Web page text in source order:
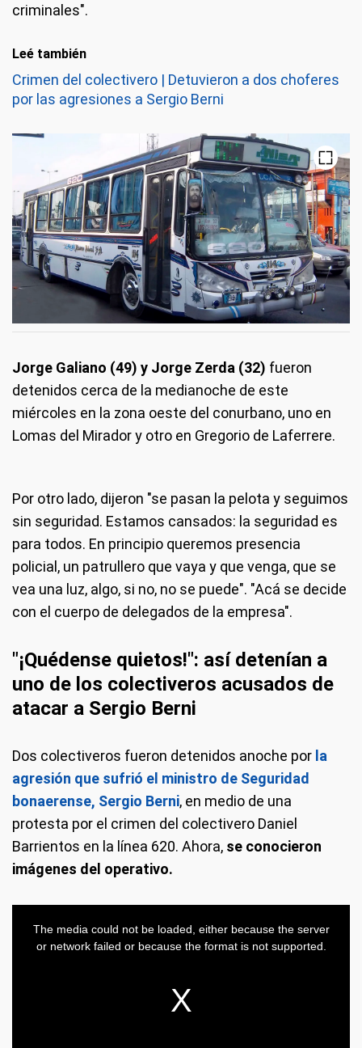
criminales".
Leé también
Crimen del colectivero | Detuvieron a dos choferes
por las agresiones a Sergio Berni
Jorge Galiano (49) y Jorge Zerda (32) fueron
detenidos cerca de la medianoche de este
miércoles en la zona oeste del conurbano, uno en
Lomas del Mirador y otro en Gregorio de Laferrere.
Por otro lado, dijeron "se pasan la pelota y seguimos
sin seguridad. Estamos cansados: la seguridad es
para todos. En principio queremos presencia
policial, un patrullero que vaya y que venga, que se
vea una luz, algo, si no, no se puede". "Acá se decide
con el cuerpo de delegados de la empresa".
"¡Quédense quietos!": así detenían a
uno de los colectiveros acusados de
atacar a Sergio Berni
Dos colectiveros fueron detenidos anoche por la
agresión que sufrió el ministro de Seguridad
bonaerense, Sergio Berni, en medio de una
protesta por el crimen del colectivero Daniel
Barrientos en la línea 620. Ahora, se conocieron
imágenes del operativo.